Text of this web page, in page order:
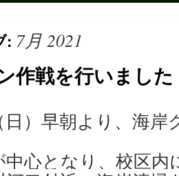
: 7月 2021
作戦を行いました
日）早朝より、海
中心となり、校区内